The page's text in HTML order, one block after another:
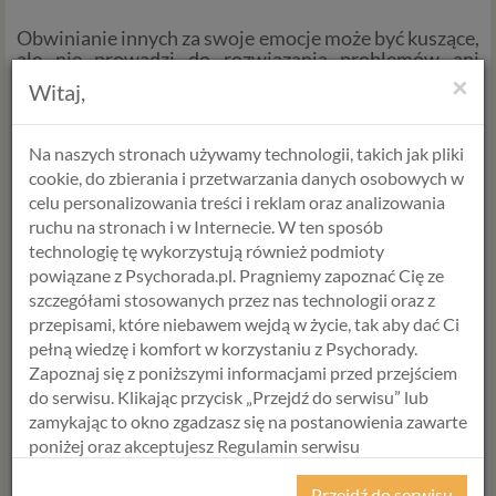
Obwinianie innych za swoje emocje może być kuszące,
ale nie prowadzi do rozwiązania problemów ani
poprawy zdrowia emocjonalnego. Emocje są naszym
wewnętrznym doświadczeniem, a odpowiedzialność
za to, co czujemy, leży w naszych rękach. Istotne jest,
aby skupić się na rozwijaniu samoświadomości,
empatii i zdolności do radzenia sobie z emocjami w
konstruktywny sposób. Tylko wtedy możemy
budować zdrowe relacje, zrozumieć siebie nawzajem i
osiągnąć lepsze samopoczucie emocjonalne.
Alicja Krawczyk
psycholog >
raktyk Terapii Któtkoterminowej Skoncentrowanej
na Rozwiązaniu
WYBIERZ USŁUGĘ, SPECJALISTĘ
I TERMIN
×
Witaj,
Na naszych stronach używamy technologii, takich jak pliki
cookie, do zbierania i przetwarzania danych osobowych w
celu personalizowania treści i reklam oraz analizowania
ruchu na stronach i w Internecie. W ten sposób
technologię tę wykorzystują również podmioty
powiązane z Psychorada.pl. Pragniemy zapoznać Cię ze
szczegółami stosowanych przez nas technologii oraz z
przepisami, które niebawem wejdą w życie, tak aby dać Ci
pełną wiedzę i komfort w korzystaniu z Psychorady.
Zapoznaj się z poniższymi informacjami przed przejściem
do serwisu. Klikając przycisk „Przejdź do serwisu” lub
zamykając to okno zgadzasz się na postanowienia zawarte
poniżej oraz akceptujesz Regulamin serwisu
Psychorada.pl i Politykę Prywatności.